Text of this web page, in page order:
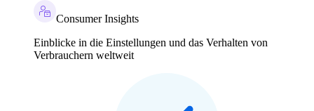
Consumer Insights
Einblicke in die Einstellungen und das Verhalten von
Verbrauchern weltweit